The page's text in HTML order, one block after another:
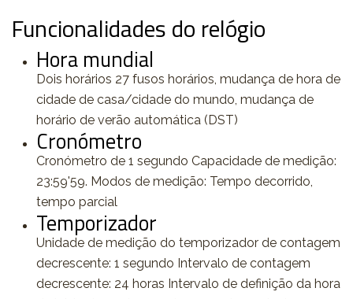
Funcionalidades do relógio
Hora mundial
Dois horários 27 fusos horários, mudança de hora de
cidade de casa/cidade do mundo, mudança de
horário de verão automática (DST)
Cronómetro
Cronómetro de 1 segundo Capacidade de medição:
23:59'59. Modos de medição: Tempo decorrido,
tempo parcial
Temporizador
Unidade de medição do temporizador de contagem
decrescente: 1 segundo Intervalo de contagem
decrescente: 24 horas Intervalo de definição da hora